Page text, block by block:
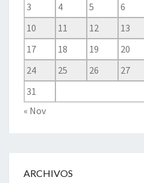
3
4 5 6
10
11 12 13
17
18 19 20
24
25 26 27
31
« Nov
ARCHIVOS